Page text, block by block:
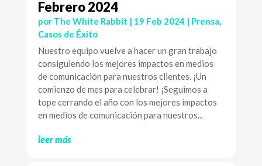
Febrero 2024
por The White Rabbit | 19 Feb 2024 | Prensa,
Casos de Éxito
Nuestro equipo vuelve a hacer un gran trabajo
consiguiendo los mejores impactos en medios
de comunicación para nuestros clientes. ¡Un
comienzo de mes para celebrar! ¡Seguimos a
tope cerrando el año con los mejores impactos
en medios de comunicación para nuestros...
leer más